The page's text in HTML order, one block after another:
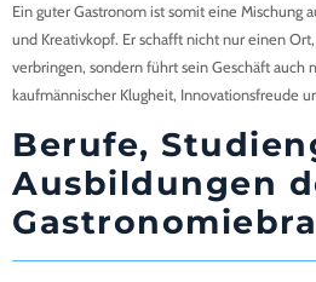
Ein guter Gastronom ist somit eine Mischung
und Kreativkopf. Er schafft nicht nur einen
verbringen, sondern führt sein Geschäft auch
kaufmännischer Klugheit, Innovationsfreude
Berufe,
Ausbildungen